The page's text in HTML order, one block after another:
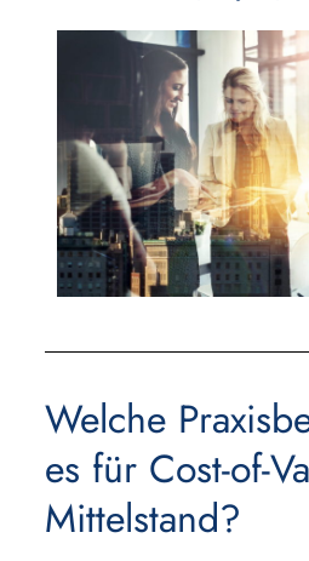
Welche
es für Cost-of-
Mittelstand?